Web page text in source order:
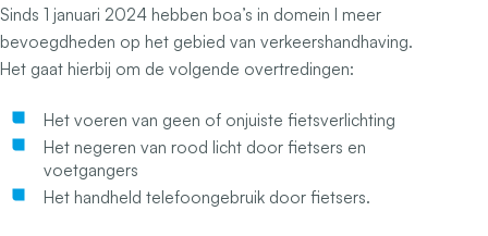
Sinds 1 januari 2024 hebben boa’s in domein I meer
bevoegdheden op het gebied van verkeershandhaving.
Het gaat hierbij om de volgende overtredingen:
Het voeren van geen of onjuiste fietsverlichting
Het negeren van rood licht door fietsers en
voetgangers
Het handheld telefoongebruik door fietsers.